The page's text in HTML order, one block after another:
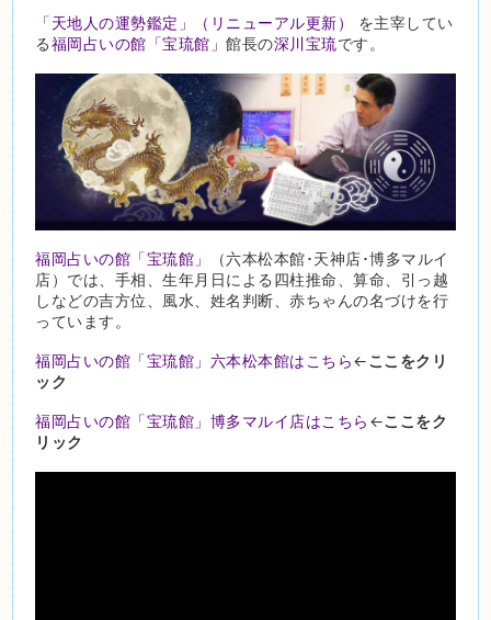
「天地人の運勢鑑定」 （リニューアル更新）
を主宰してい
る福岡占いの館「宝琉館」館長の深川宝琉です。
福岡占いの館「宝琉館」
（六本松本館･天神店･博多マルイ
店）では、手相、生年月日による四柱推命、算命、引っ越
しなどの吉方位、風水、姓名判断、赤ちゃんの名づけを行
っています。
福岡占いの館「宝琉館」六本松本館はこちら←ここをクリ
ック
福岡占いの館「宝琉館」博多マルイ店はこちら ←ここをク
リック